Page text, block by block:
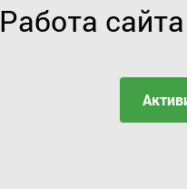
Работа